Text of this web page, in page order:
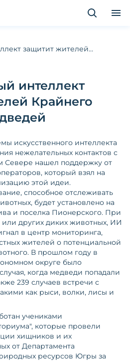
защитит жителей
интеллект
Крайнего
искусственного интеллекта
нежелательных контактов с
Севере нашел поддержку от
который взял на
этой идеи.
способное отслеживать
будет установлено на
и поселка Пионерского. При
других диких животных, ИИ
в центр мониторинга,
жителей о потенциальной
В прошлом году в
округе было
когда медведи попадали
239 случаев встречи с
как рыси, волки, лисы и
учениками
которые провели
хищников и их
от Департамента
ресурсов Югры за